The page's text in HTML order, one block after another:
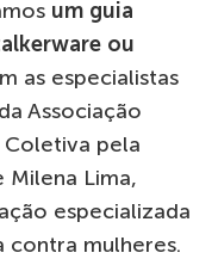
um guia
ou
as especialistas
Associação
pela
Milena Lima,
especializada
contra mulheres.